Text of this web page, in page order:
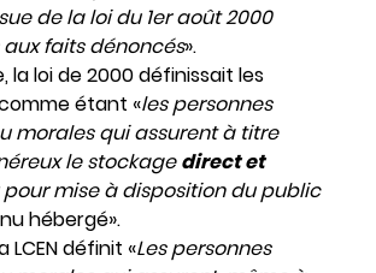
de la loi du 1er août 2000
faits dénoncés».
la loi de 2000 définissait les
étant «les personnes
morales qui assurent à titre
le stockagedirect et
pour mise à disposition du public
hébergé».
LCEN définit «Les personnes